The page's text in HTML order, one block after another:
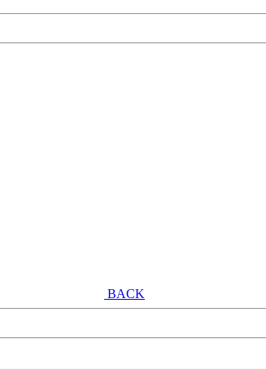
BACK